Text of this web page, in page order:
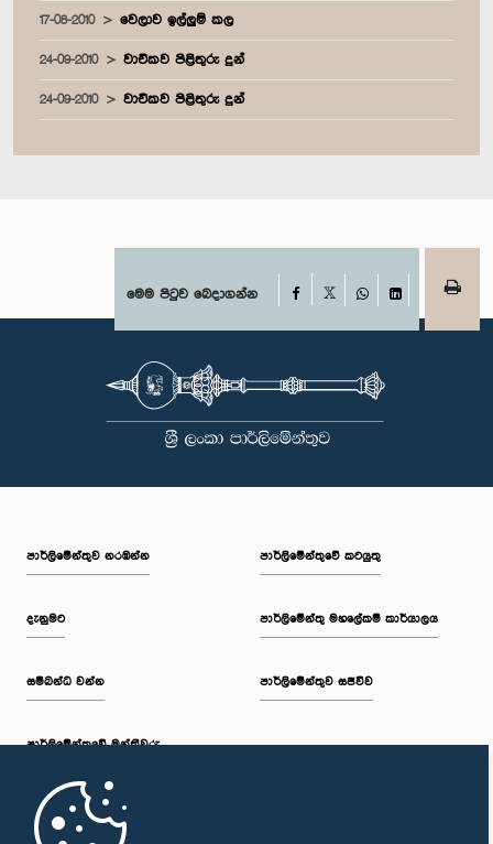
17-08-2010 වෙලාව ඉල්ලුම් කල
24-09-2010 වාචිකව පිළිතුරු දුන්
24-09-2010 වාචිකව පිළිතුරු දුන්
මෙම පිටුව බෙදාගන්න Facebook
WhatsAppLinkedIn
පාර්ලි‌මේන්තුව නරඹන්න
දැනුමට
සම්බන්ධ වන්න
පාර්ලි‌මේන්තුවේ මන්ත්‍රීවරු
මුල් පිටුව
පාර්ලිමේන්තුවේ කටයුතු
පාර්ලිමේන්තු මහලේකම් කාර්යාලය
පාර්ලිමේන්තුව සජීවීව